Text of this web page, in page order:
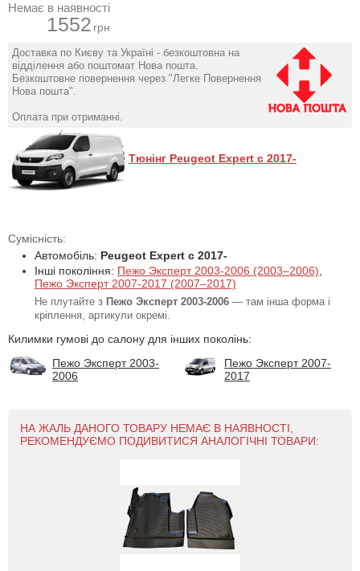
Немає в наявності
1552 грн
Доставка по Києву та Україні - безкоштовна на
відділення або поштомат Нова пошта.
Безкоштовне повернення через "Легке Повернення
Нова пошта".
Оплата при отриманні.
Тюнінг Peugeot Expert с 2017-
Сумісність:
Автомобіль: Peugeot Expert с 2017-
Інші покоління: Пежо Эксперт 2003-2006 (2003–2006)
Пежо Эксперт 2007-2017 (2007–2017)
Не плутайте з Пежо Эксперт 2003-2006 — там інша форма і
кріплення, артикули окремі.
Килимки гумові до салону для інших поколінь:
Пежо Эксперт 2003-
2006
Пежо Эксперт 2007-
2017
НА ЖАЛЬ ДАНОГО ТОВАРУ НЕМАЄ В НАЯВНОСТІ,
РЕКОМЕНДУЄМО ПОДИВИТИСЯ АНАЛОГІЧНІ ТОВАРИ: